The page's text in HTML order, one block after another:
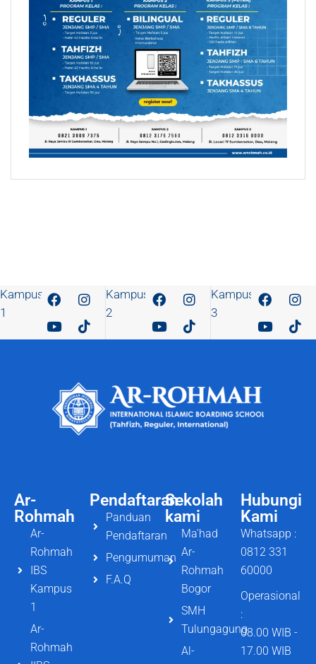
Kampus
1
Kampus
2
Kampus
3
Ar-
Rohmah
Ar-
Rohmah
IBS
Kampus
1
Ar-
Rohmah
Pendaftaran
Panduan
Pendaftaran
Pengumuman
F.A.Q
Hubungi
Kami
Whatsapp :
0812 331
60000
Operasional
:
08.00 WIB -
17.00 WIB
Sekolah
kami
Ma'had
Ar-
Rohmah
Bogor
SMH
Tulungagung
Al-